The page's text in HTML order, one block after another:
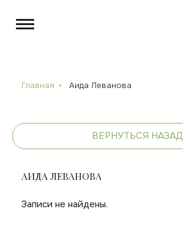
Главная Аида Леванова
ВЕРНУТЬСЯ НАЗАД
АИДА ЛЕВАНОВА
Записи не найдены.